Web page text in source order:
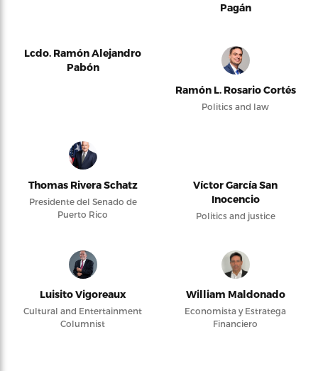
Pagán
Lcdo. Ramón Alejandro
Pabón
Ramón L. Rosario Cortés
Politics and law
Thomas Rivera Schatz
Presidente del Senado de
Puerto Rico
Víctor García San
Inocencio
Politics and justice
Luisito Vigoreaux
Cultural and Entertainment
Columnist
William Maldonado
Economista y Estratega
Financiero